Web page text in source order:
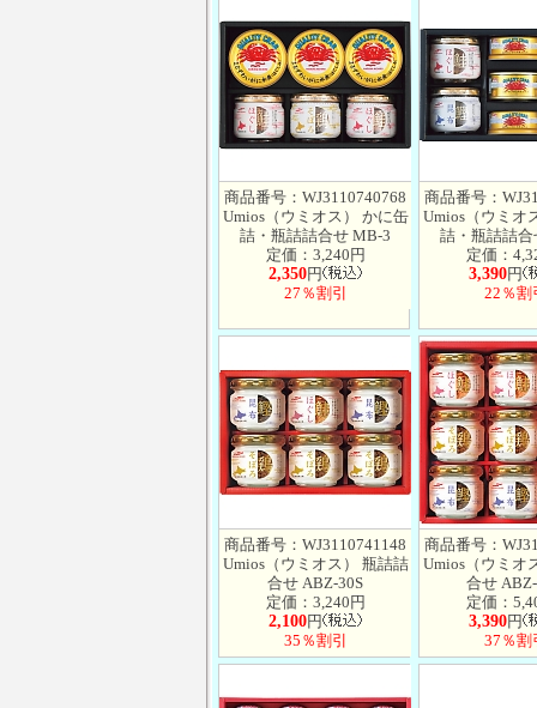
商品番号：WJ3110740768
Umios（ウミオス） かに缶
詰・瓶詰詰合せ MB-3
定価：3,240円
2,350円
27％割引
商品番号：
Umios（ウミオ
詰・瓶詰詰
定価：
3,390円
22％割
商品番号：WJ3110741148
Umios（ウミオス） 瓶詰詰
合せ ABZ-30S
定価：3,240円
2,100円
35％割引
商品番号：
Umios（ウミオ
合せ
定価：
3,390円
37％割